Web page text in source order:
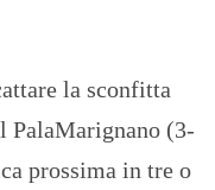
la sconfitta
PalaMarignano (3-
prossima in tre o